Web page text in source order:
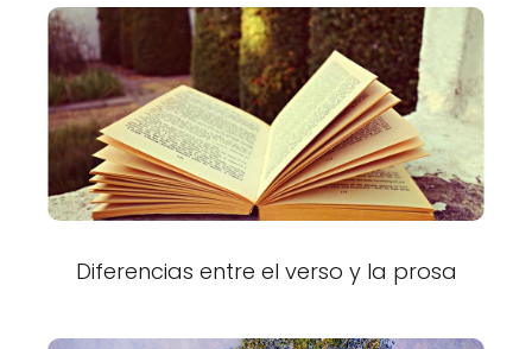
Diferencias entre el verso y la prosa